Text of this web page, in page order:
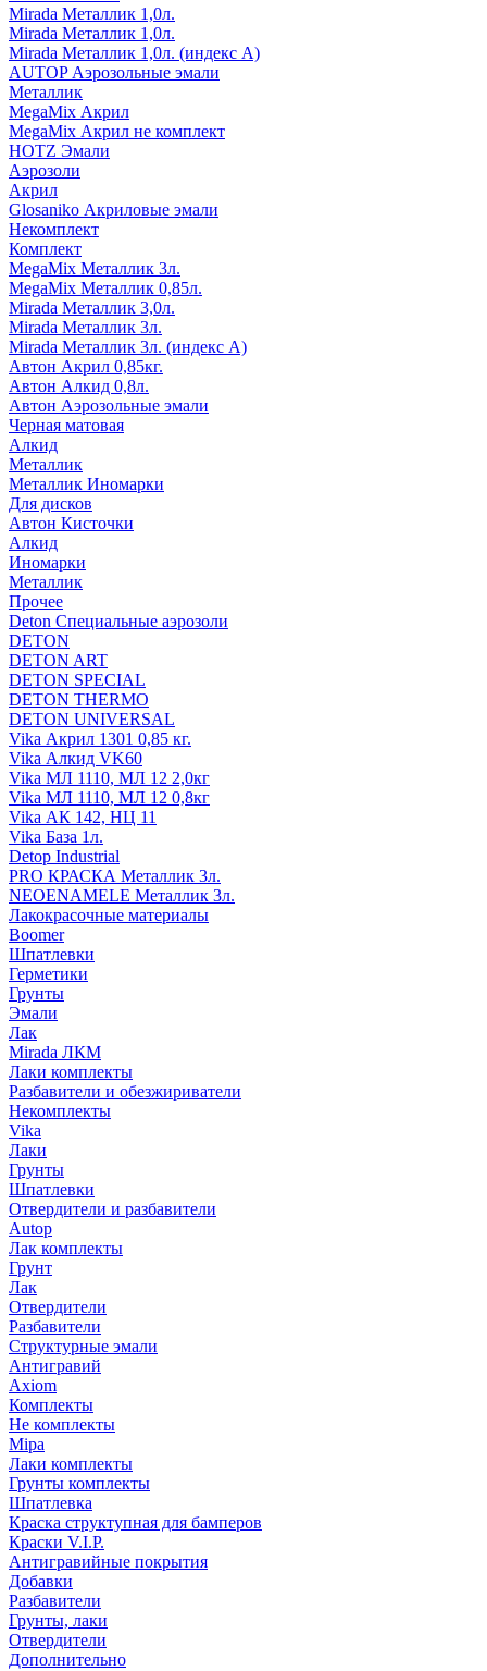
Mirada Металлик 1,0л.
Mirada Металлик 1,0л.
Mirada Металлик 1,0л. (индекс А)
AUTOP Аэрозольные эмали
Металлик
MegaMix Акрил
MegaMix Акрил не комплект
HOTZ Эмали
Аэрозоли
Акрил
Glosaniko Акриловые эмали
Некомплект
Комплект
MegaMix Металлик 3л.
MegaMix Металлик 0,85л.
Mirada Металлик 3,0л.
Mirada Металлик 3л.
Mirada Металлик 3л. (индекс А)
Автон Акрил 0,85кг.
Автон Алкид 0,8л.
Автон Аэрозольные эмали
Черная матовая
Алкид
Металлик
Металлик Иномарки
Для дисков
Автон Кисточки
Алкид
Иномарки
Металлик
Прочее
Deton Специальные аэрозоли
DETON
DETON ART
DETON SPECIAL
DETON THERMO
DETON UNIVERSAL
Vika Акрил 1301 0,85 кг.
Vika Алкид VK60
Vika МЛ 1110, МЛ 12 2,0кг
Vika МЛ 1110, МЛ 12 0,8кг
Vika АК 142, НЦ 11
Vika База 1л.
Detop Industrial
PRO КРАСКА Металлик 3л.
NEOENAMELE Металлик 3л.
Лакокрасочные материалы
Boomer
Шпатлевки
Герметики
Грунты
Эмали
Лак
Mirada ЛКМ
Лаки комплекты
Разбавители и обезжириватели
Некомплекты
Vika
Лаки
Грунты
Шпатлевки
Отвердители и разбавители
Autop
Лак комплекты
Грунт
Лак
Отвердители
Разбавители
Структурные эмали
Антигравий
Axiom
Комплекты
Не комплекты
Mipa
Лаки комплекты
Грунты комплекты
Шпатлевка
Краска структупная для бамперов
Краски V.I.P.
Антигравийные покрытия
Добавки
Разбавители
Грунты, лаки
Отвердители
Дополнительно